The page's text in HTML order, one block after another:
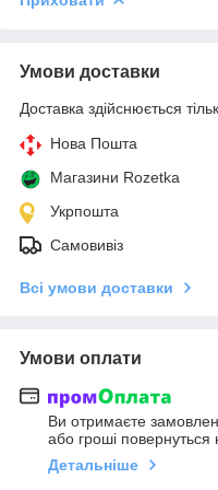
Умови доставки
Доставка здійснюється
Нова Пошта
Магазини Rozetka
Укрпошта
Самовивіз
Всі умови доставки
Умови оплати
Ви отримаєте
або гроші повернуться
Детальніше